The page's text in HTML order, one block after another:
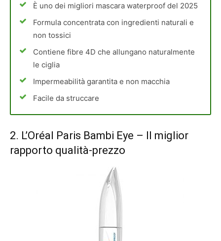
È uno dei migliori mascara waterproof del 2025
Formula concentrata con ingredienti naturali e
non tossici
Contiene fibre 4D che allungano naturalmente
le ciglia
Impermeabilità garantita e non macchia
Facile da struccare
2. L’Oréal Paris Bambi Eye – Il miglior
rapporto qualità-prezzo